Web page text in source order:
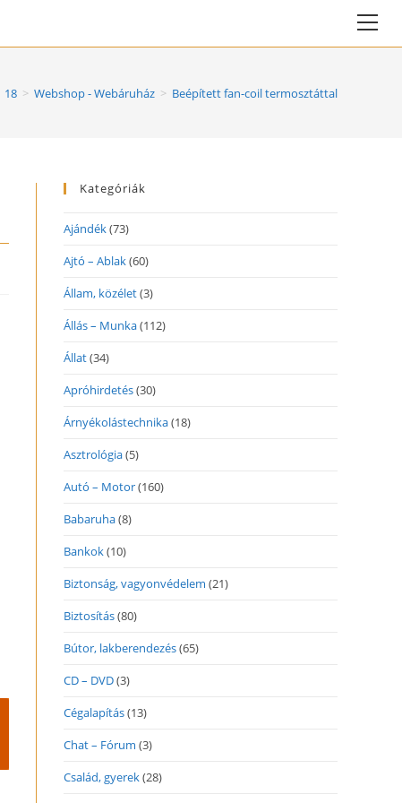
18 > Webshop - Webáruház > Beépített fan-coil termosztáttal
Kategóriák
Ajándék(73)
Ajtó – Ablak(60)
Állam, közélet(3)
Állás – Munka(112)
Állat(34)
Apróhirdetés(30)
Árnyékolástechnika(18)
Asztrológia(5)
Autó – Motor(160)
Babaruha(8)
Bankok(10)
Biztonság, vagyonvédelem (21)
Biztosítás(80)
Bútor, lakberendezés(65)
CD – DVD(3)
Cégalapítás(13)
Chat – Fórum (3)
Család, gyerek(28)